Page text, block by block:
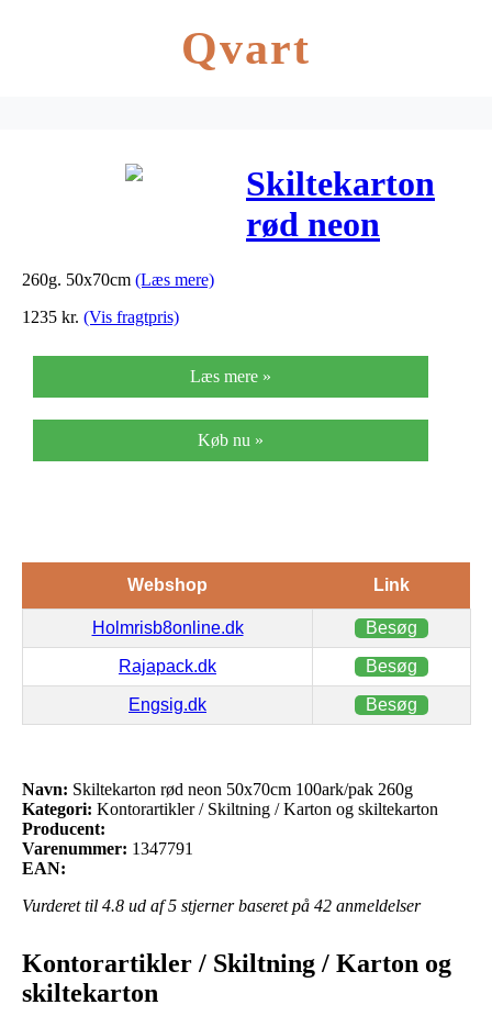
Qvart
Skiltekarton
rød neon
260g
260g. 50x70cm (Læs mere)
1235 kr. (Vis fragtpris)
Læs mere »
Køb nu »
Webshop Link
Holmrisb8online.dk Besøg
Rajapack.dk Besøg
Engsig.dk Besøg
Navn: Skiltekarton rød neon 50x70cm 100ark/pak 260g
Kategori: Kontorartikler / Skiltning / Karton og skiltekarton
Producent:
Varenummer: 1347791
EAN:
Vurderet til 4.8 ud af 5 stjerner baseret på 42 anmeldelser
Kontorartikler / Skiltning / Karton og
skiltekarton